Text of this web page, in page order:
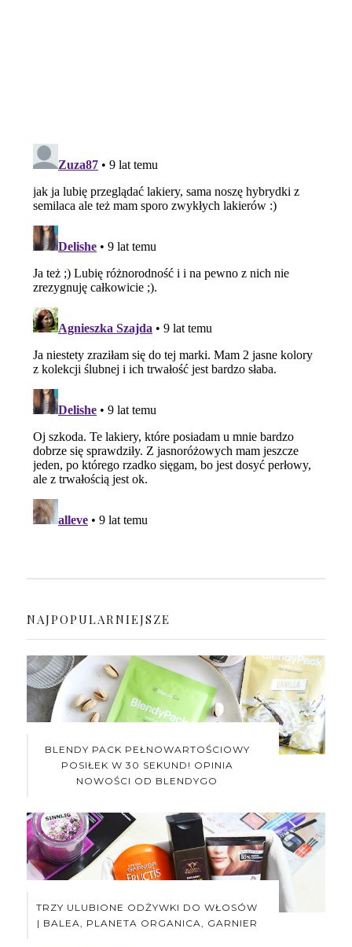
NAJPOPULARNIEJSZE
BLENDY PACK PEŁNOWARTOŚCIOWY
POSIŁEK W 30 SEKUND! OPINIA
NOWOŚCI OD BLENDYGO
TRZY ULUBIONE ODŻYWKI DO WŁOSÓW
| BALEA, PLANETA ORGANICA, GARNIER